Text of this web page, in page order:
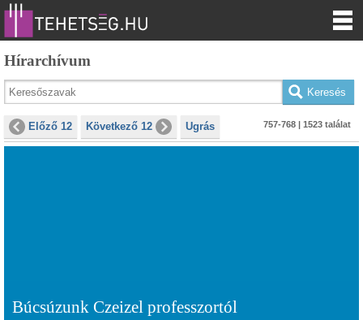
Hírarchívum
Előző 12 Következő 12 Ugrás 757-768 | 1523 találat
Búcsúzunk Czeizel professzortól